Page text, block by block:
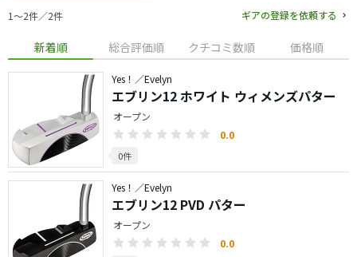
1〜2件／2件 ギアの登録を依頼する
新着順 総合評価順 クチコミ数順 価格順
Yes！／Evelyn
エブリン12 ホワイト ウィメンズパター
オープン
0.0
0件
Yes！／Evelyn
エブリン12 PVD パター
オープン
0.0